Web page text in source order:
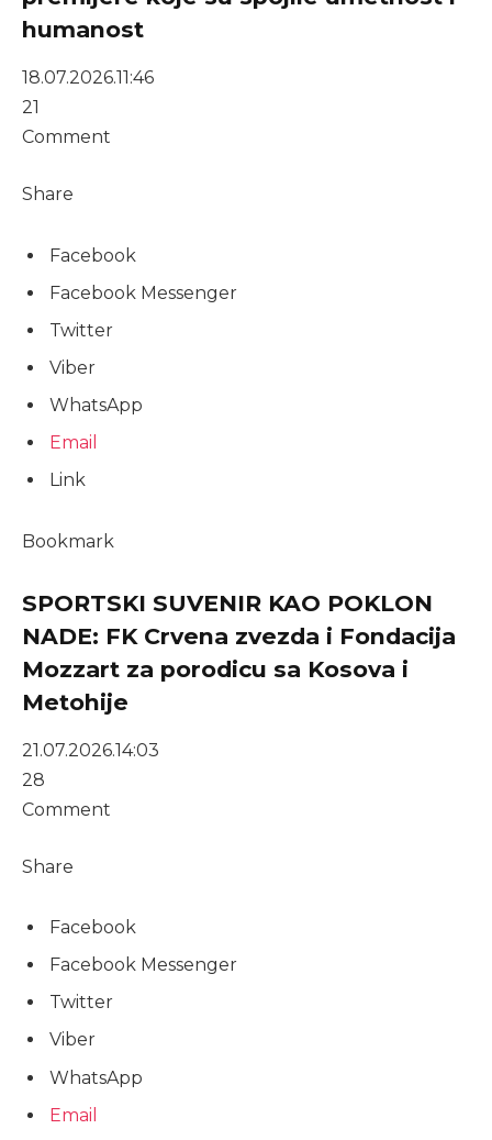
humanost
18.07.2026.11:46
21
Comment
Share
Facebook
Facebook Messenger
Twitter
Viber
WhatsApp
Email
Link
Bookmark
SPORTSKI SUVENIR KAO POKLON
NADE: FK Crvena zvezda i Fondacija
Mozzart za porodicu sa Kosova i
Metohije
21.07.2026.14:03
28
Comment
Share
Facebook
Facebook Messenger
Twitter
Viber
WhatsApp
Email